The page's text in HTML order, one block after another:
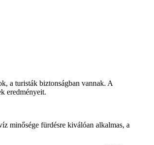
a turisták biztonságban vannak. A
eredményeit.
minősége fürdésre kiválóan alkalmas, a